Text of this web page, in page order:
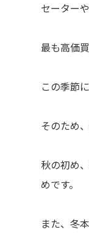
セーター
最も高価
この季節
そのため
秋の初め
めです。
また、冬